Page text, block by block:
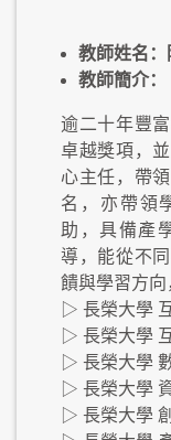
教師姓名：
教師簡介：
逾二十年豐
卓越獎項，
心主任，帶
名，亦帶領
助，具備產
導，能從不
饋與學習方向
▷ 長榮大學
▷ 長榮大學
▷ 長榮大學
▷ 長榮大學
▷ 長榮大學